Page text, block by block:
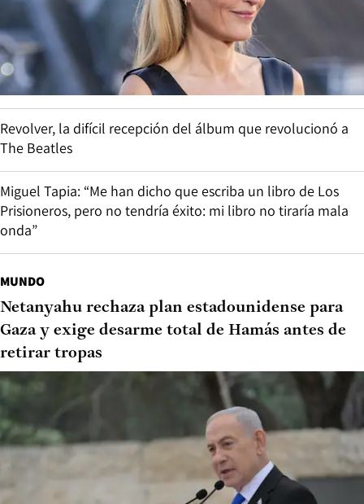
Revolver, la difícil recepción del álbum que revolucionó a
The Beatles
Miguel Tapia: “Me han dicho que escriba un libro de Los
Prisioneros, pero no tendría éxito: mi libro no tiraría mala
onda”
MUNDO
Netanyahu rechaza plan estadounidense para
Gaza y exige desarme total de Hamás antes de
retirar tropas